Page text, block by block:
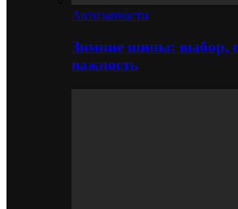
Автозапчасти
Зимние шины: выбор,
важность